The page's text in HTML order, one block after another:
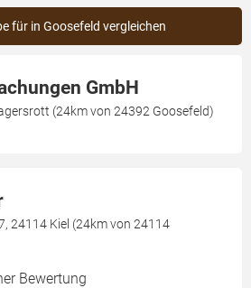
für in Goosefeld vergleichen
GmbH
(24km von 24392 Goosefeld)
24114 Kiel (24km von 24114
Bewertung